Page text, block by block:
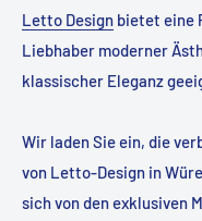
Letto Design bietet eine
Liebhaber moderner
klassischer Eleganz
Wir laden Sie ein, die
von Letto-Design in
sich von den exklusiven